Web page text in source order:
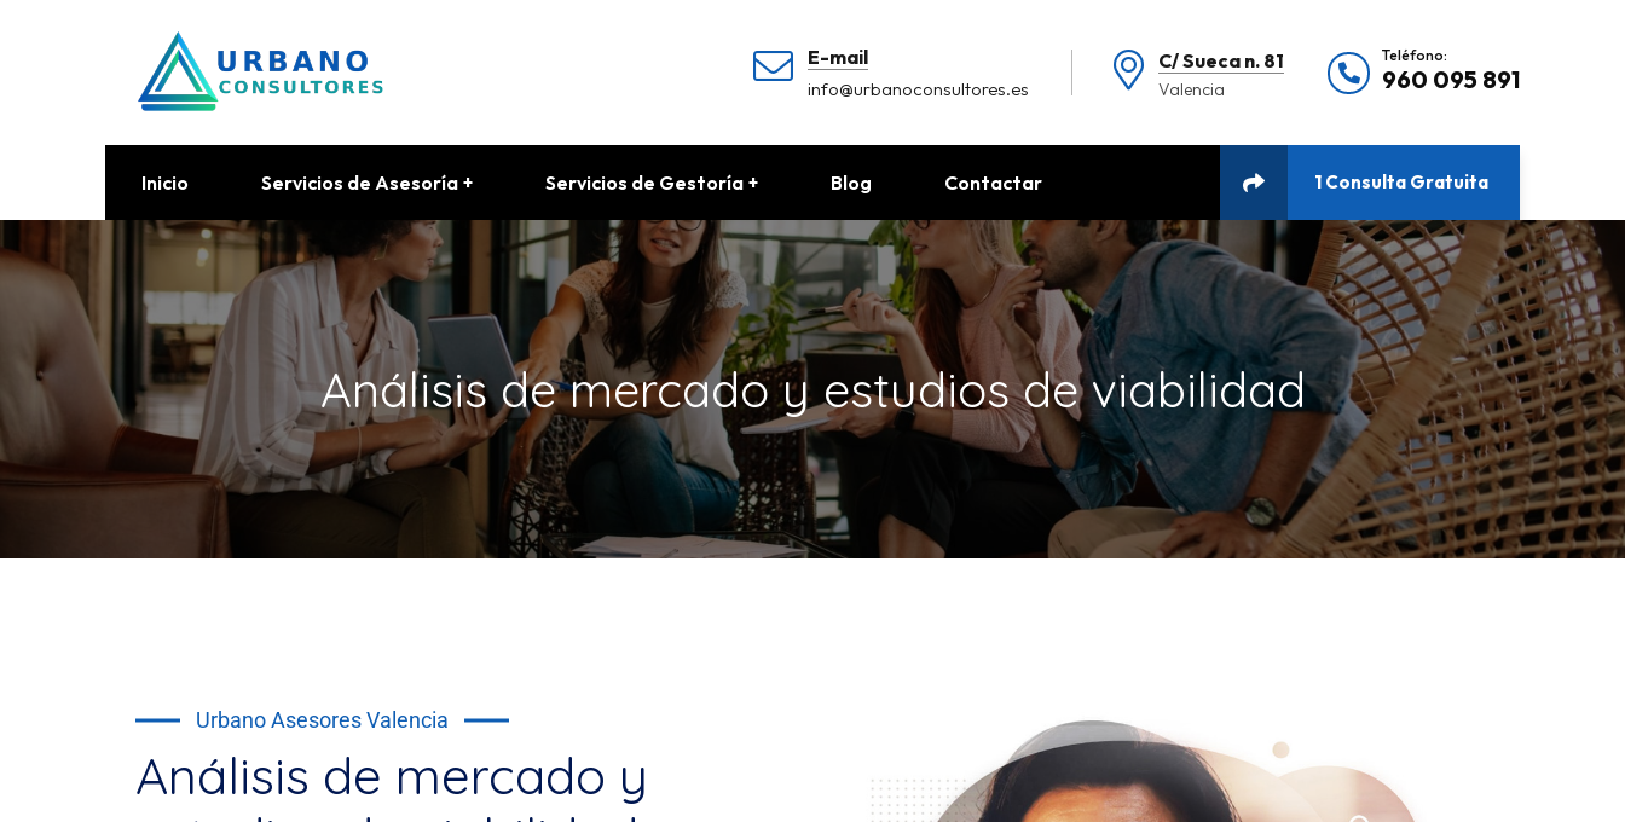
E-mail
info@urbanoconsultores.es
C/ Sueca n. 81
Valencia
Teléfono:
960 095 891
Inicio Servicios de Asesoría Servicios de Gestoría Blog Contactar 1 Consulta Gratuita
Análisis de mercado y estudios de viabilidad
Urbano Asesores Valencia
Análisis de mercado y